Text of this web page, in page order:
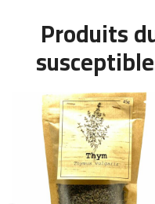
Produits